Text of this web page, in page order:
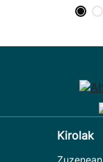
Kirolak
Zuzenean